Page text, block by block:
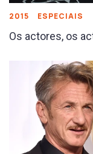
2015 ESPECIAIS
Os actores, os